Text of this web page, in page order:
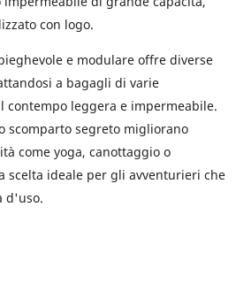
con logo.
e modulare offre diverse
a bagagli di varie
contempo leggera e impermeabile.
scomparto segreto migliorano
come yoga, canottaggio o
scelta ideale per gli avventurieri che
d'uso.